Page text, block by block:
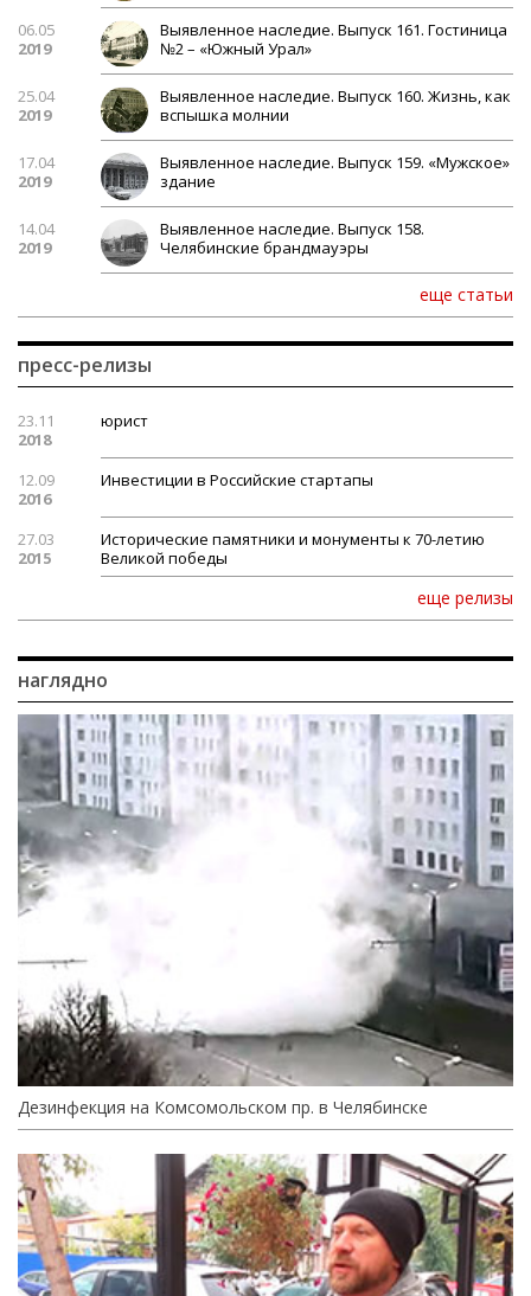
06.05
2019
Выявленное наследие. Выпуск 161. Гостиница
№2 – «Южный Урал»
25.04
2019
Выявленное наследие. Выпуск 160. Жизнь, как
вспышка молнии
17.04
2019
Выявленное наследие. Выпуск 159. «Мужское»
здание
14.04
2019
Выявленное наследие. Выпуск 158.
Челябинские брандмауэры
еще статьи
пресс-релизы
23.11
2018
юрист
12.09
2016
Инвестиции в Российские стартапы
27.03
2015
Исторические памятники и монументы к 70-летию
Великой победы
еще релизы
наглядно
Дезинфекция на Комсомольском пр. в Челябинске